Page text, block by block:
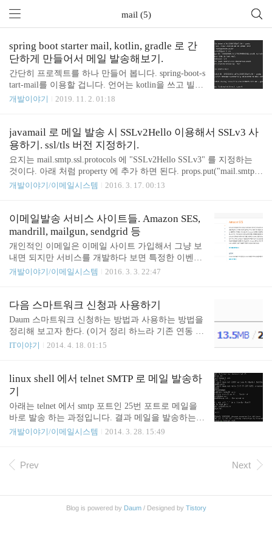
mail (5)
spring boot starter mail, kotlin, gradle 로 간
단하게 만들어서 메일 발송해보기.
간단히 프로젝트를 하나 만들어 봅니다. spring-boot-s
tart-mail를 이용할 겁니다. 언어는 kotlin을 쓰고 빌드
툴은 gradle을 사용합니다. curl https://start.spring.io/st
=kr.pe.junho85 -d artifactId=mail -d name=mail -d descr
iption=Demo%20project%20for%20Spring%20Boot -d
packageName=kr.pe.junho85.mail -d packaging=jar -d ja
vaVersion=1.8 ..
개발이야기 2019. 11. 2. 01:18
javamail 로 메일 발송 시 SSLv2Hello 이용해서 SSLv3 사
용하기. ssl/tls 버전 지정하기.
요지는 mail.smtp.ssl.protocols 에 "SSLv2Hello SSLv3" 를 지정하는
것이다. 아래 처럼 property 에 추가 하면 된다. props.put("mail.smtp.ss
l.protocols", "SSLv2Hello SSLv3"); 만약 SSLv2Hello 를 하지 않고 처
-Djavax.net.debug=ssl,handshake SSLv2 client hello message 를 날린 다
음 SSLv3 Handshake 를 하고 있다. main, WRITE: SSLv3 Handshake, l
ength = 175 ma..
개발이야기/이메일시스템 2016. 3. 17. 00:13
이메일발송 서비스 사이트들. Amazon SES,
mandrill, mailgun, sendgrid 등
개인적인 이메일은 이메일 사이트 가입해서 그냥 보
내면 되지만 서비스를 개발하다 보면 특정한 이벤트
(회원 가입 이메일 등) 가 있을때 메일을 발송한다거
해도 되지만 메일발송서버를 직접 구축해서 운영하
는건 만만찮은 일이 아니다. 발송 서버의 IP가 스팸 I
P 로 등록되지 않게 관리 해야 되고 스팸 IP로 등록되
면 풀어 달라고 요청도 해야 한다. 발송서버의 Revers
e DNS 라던지 도메인 관리도 해 줘야 한다. SPF니 D
해야 되는 조치들도 많이 있다. 발송 결과를 확인한
다거나 통계를 내려면 구현해야 될 것들이 한 가득이
다. 메일발송 서비스 사이트들..
개발이야기/이메일시스템 2016. 3. 3. 22:47
다음 스마트워크 신청과 사용하기
Daum 스마트워크 신청하는 방법과 사용하는 방법을
정리해 보고자 한다. (이거 정리 하느라 기존 연동 된
거 지우고 다시 연결 ㅜ.ㅜ) 신청방법 정리 하다 보니
event/smart_popup.html Daum 스마트워크 신청하기
위해 필요 한 것 - 도메인과 MX 설정 스마트워크를
이용하려면 소유하고 있는 도메인이 있어야 한다. 도
메인 구입은 gabia 나 whois 등 많은 업체가 존재하니
거기에서 구입 하면 된다. 그리고 그 도메인에 MX레
코드 설정을 할 수 있어야 한다. (대부분의 도메인 구
o85.pe.kr 라..
IT이야기 2014. 4. 18. 01:15
linux shell 에서 telnet SMTP 로 메일 발송하
기
아래는 telnet 에서 smtp 포트인 25번 포트로 메일을
바로 발송 하는 과정입니다. 결과 메일을 발송하는
과정은 일단 메일 주소의 도메인의 MX 레코드를 찾
X 레코드가 어떻게 되는지 확인 해 볼 수 있습니다. d
TP 는 기본적으로 25번 프로토콜을 이용합니다. junh
개발이야기/이메일시스템 2014. 3. 28. 15:49
Prev Next
Blog is powered by Daum/ Designed by Tistory